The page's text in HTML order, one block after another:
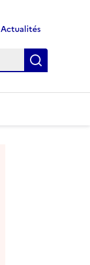
Actualités